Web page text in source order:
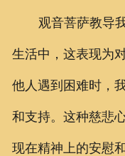
观音菩萨教导
生活中，这表现为
他人遇到困难时，
和支持。这种慈悲
现在精神上的安慰